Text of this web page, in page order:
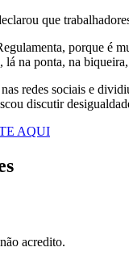
que
porque é
na ponta, na
redes sociais e
discutir
AQUI
acredito.